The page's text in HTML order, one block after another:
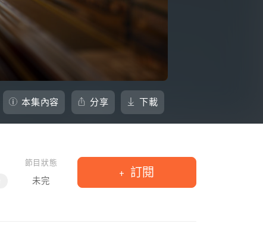
本集內容 分享 下載
節目狀態
未完
訂閱